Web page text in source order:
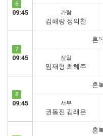
6
09:45 가람
김해랑 정의찬
7
09:45
혼
삼일
임재형 최혜주
8
09:45
혼
서부
권동진 김래은
혼